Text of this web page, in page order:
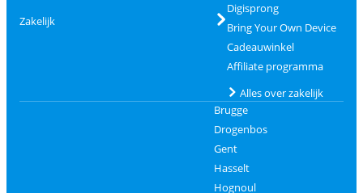
Zakelijk
Digisprong
Bring Your Own Device
Cadeauwinkel
Affiliate programma
Alles over zakelijk
Brugge
Drogenbos
Gent
Hasselt
Hognoul